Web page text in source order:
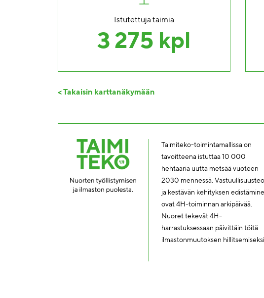
Istutettuja taimia
3 275 kpl
< Takaisin karttanäkymään
Taimiteko-toimintamallissa on
tavoitteena istuttaa 10 000
hehtaaria uutta metsää vuoteen
2030 mennessä.
ja kestävän kehityksen
ovat 4H-toiminnan arkipäivää.
Nuoret tekevät 4H-
harrastuksessaan päivittäin töitä
ilmastonmuutoksen hillitsemiseksi.